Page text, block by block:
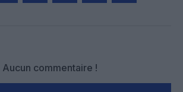
Aucun commentaire !